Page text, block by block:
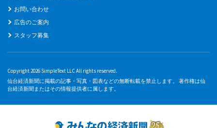
お問い合わせ
広告のご案内
スタッフ募集
Copyright 2026 SimpleText LLC All rights reserved.
仙台経済新聞に掲載の記事・写真・図表などの無断転載を禁止します。 著作権は仙
台経済新聞またはその情報提供者に属します。